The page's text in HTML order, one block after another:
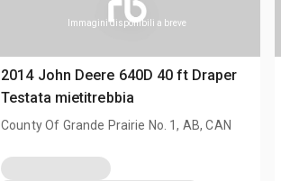
Immagini disponibili a breve
2014 John Deere 640D 40 ft Draper
Testata mietitrebbia
County Of Grande Prairie No. 1, AB, CAN